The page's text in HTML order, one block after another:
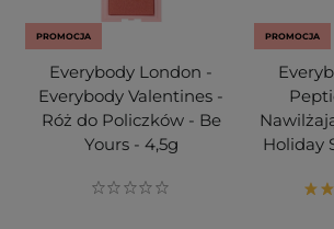
PROMOCJA
Everybody London -
Everybody Valentines -
Róż do Policzków - Be
Yours - 4,5g
PROMOCJA
Holiday